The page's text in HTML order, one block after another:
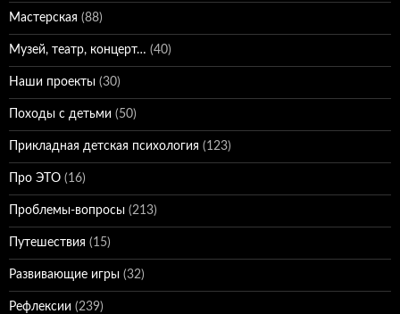
Мастерская (88)
Музей, театр, концерт… (40)
Наши проекты (30)
Походы с детьми (50)
Прикладная детская психология (123)
Про ЭТО (16)
Проблемы-вопросы (213)
Путешествия (15)
Развивающие игры (32)
Рефлексии (239)